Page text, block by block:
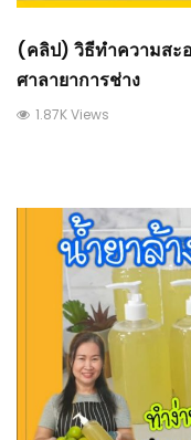
(คลิป) วิธีทำความสะ
ศาลายาการช่าง
1.87K Views